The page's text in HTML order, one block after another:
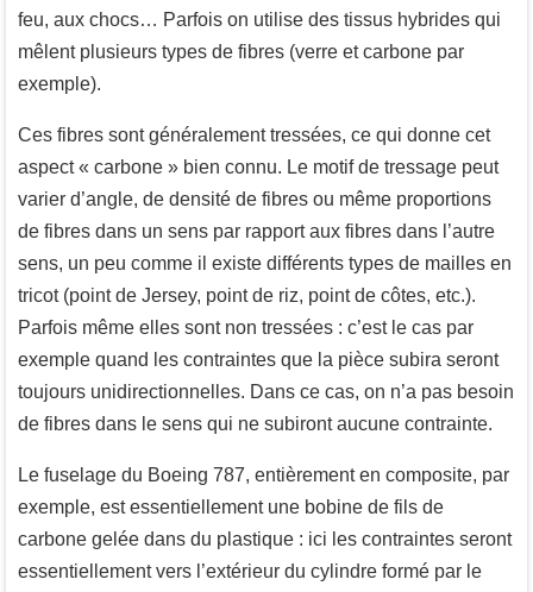
feu, aux chocs… Parfois on utilise des tissus hybrides qui
mêlent plusieurs types de fibres (verre et carbone par
exemple).
Ces fibres sont généralement tressées, ce qui donne cet
aspect « carbone » bien connu. Le motif de tressage peut
varier d’angle, de densité de fibres ou même proportions
de fibres dans un sens par rapport aux fibres dans l’autre
sens, un peu comme il existe différents types de mailles en
tricot (point de Jersey, point de riz, point de côtes, etc.).
Parfois même elles sont non tressées : c’est le cas par
exemple quand les contraintes que la pièce subira seront
toujours unidirectionnelles. Dans ce cas, on n’a pas besoin
de fibres dans le sens qui ne subiront aucune contrainte.
Le fuselage du Boeing 787, entièrement en composite, par
exemple, est essentiellement une bobine de fils de
carbone gelée dans du plastique : ici les contraintes seront
essentiellement vers l’extérieur du cylindre formé par le